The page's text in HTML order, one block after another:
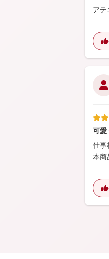
アテ
可愛
仕事
本商